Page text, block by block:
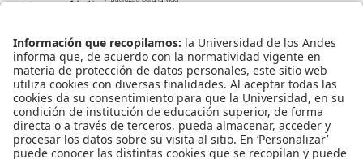
Información de contacto
info@aneia.edu.co
Bogotá, Colombia
Enlaces de interés